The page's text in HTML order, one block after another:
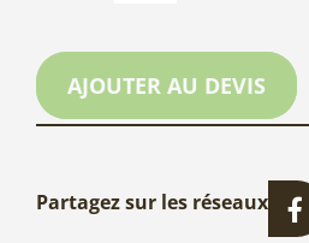
AJOUTER AU DEVIS
Partagez sur les réseaux